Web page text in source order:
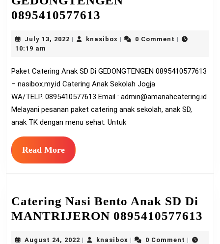
0895410577613
Anak
Di
GEDONGTENGEN
0895410577613
July 13, 2022 July
| knasiboxknasibox
| 0 Comment |
10:19 am
Paket Catering Anak SD Di GEDONGTENGEN 0895410577613
– nasibox.my.id Catering Anak Sekolah Jogja
WA/TELP. 0895410577613 Email : admin@amanahcatering.id
Melayani pesanan paket catering anak sekolah, anak SD,
anak TK dengan menu sehat. Untuk
Read MoreRead
More
Catering Nasi Bento Anak SD Di
MANTRIJERON 0895410577613
August 24, 2022 August
| knasiboxknasibox
| 0 Comment |